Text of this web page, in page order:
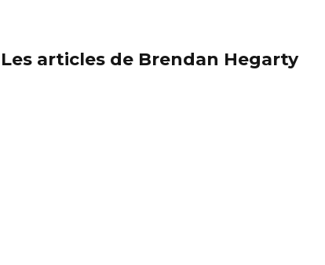
Les articles de Brendan Hegarty